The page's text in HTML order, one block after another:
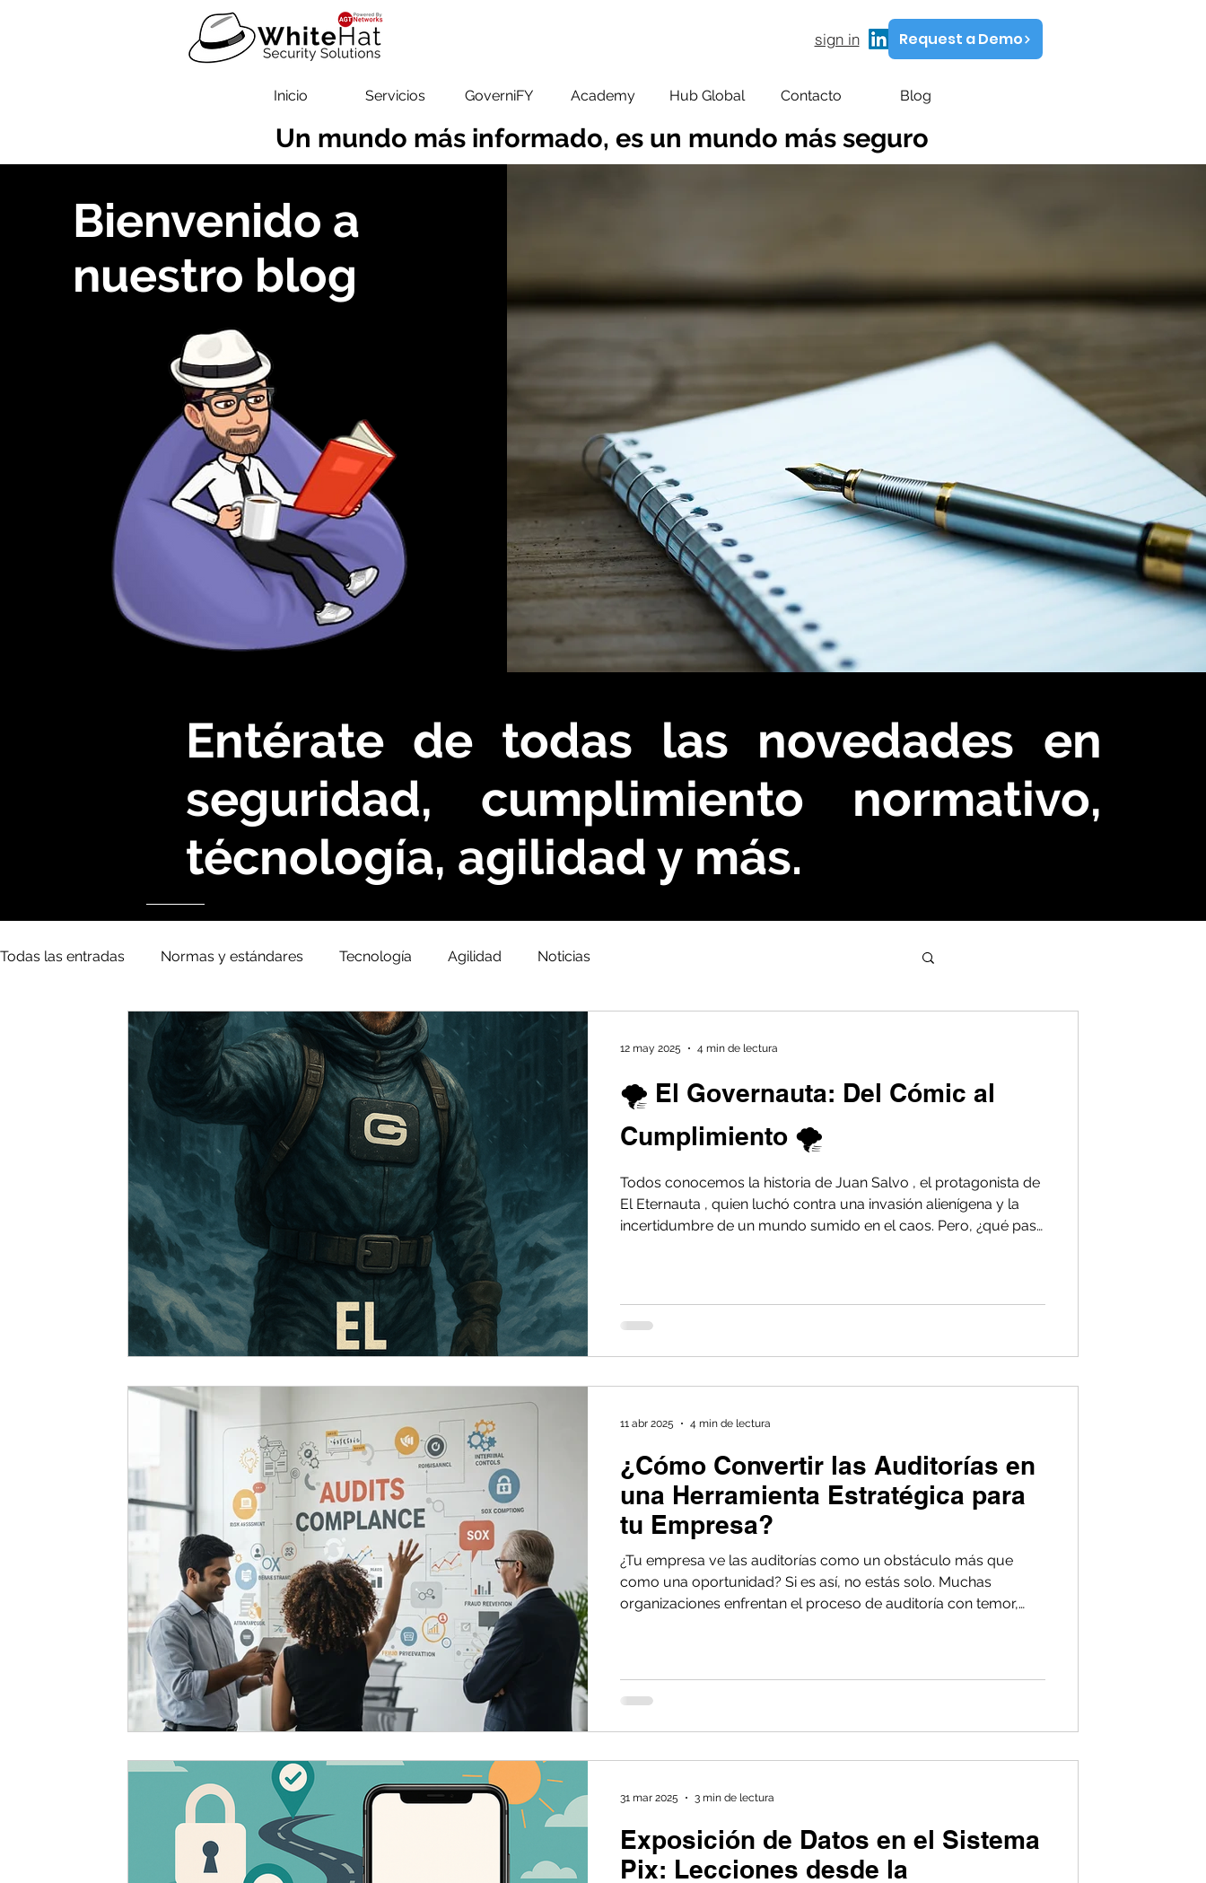
Inicio Servicios GoverniFY Academy Hub Global Contacto Blog
Request a Demo
sign in
Un mundo más informado, es un mundo más seguro
Bienvenido a
nuestro blog
Entérate de todas las novedades en
seguridad, cumplimiento normativo,
técnología, agilidad y más.
Todas las entradas Normas y estándares Tecnología Agilidad Noticias
🌪️ El Governauta: Del Cómic al
Cumplimiento 🌪️
Todos conocemos la historia de Juan Salvo , el protagonista de
El Eternauta , quien luchó contra una invasión alienígena y la
incertidumbre de un mundo sumido en el caos. Pero, ¿qué pasa
12 may 2025 4 min de lectura
¿Cómo Convertir las Auditorías en
una Herramienta Estratégica para
tu Empresa?
¿Tu empresa ve las auditorías como un obstáculo más que
como una oportunidad? Si es así, no estás solo. Muchas
organizaciones enfrentan el proceso de auditoría con temor,
potencia la eficiencia, fortalece el cumplimiento normativo y
eleva la credibili
11 abr 2025 4 min de lectura
Exposición de Datos en el Sistema
Pix: Lecciones desde la
31 mar 2025 3 min de lectura